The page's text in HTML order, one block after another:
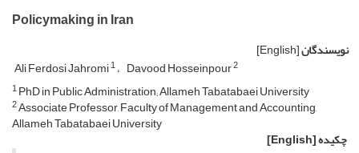
Policymaking in Iran
نویسندگان[English]
Ali Ferdosi Jahromi1 Davood Hosseinpour2
1PhD in Public Administration; Allameh Tabatabaei University
2Associate Professor, Faculty of Management and Accounting,
Allameh Tabatabaei University
چکیده[English]